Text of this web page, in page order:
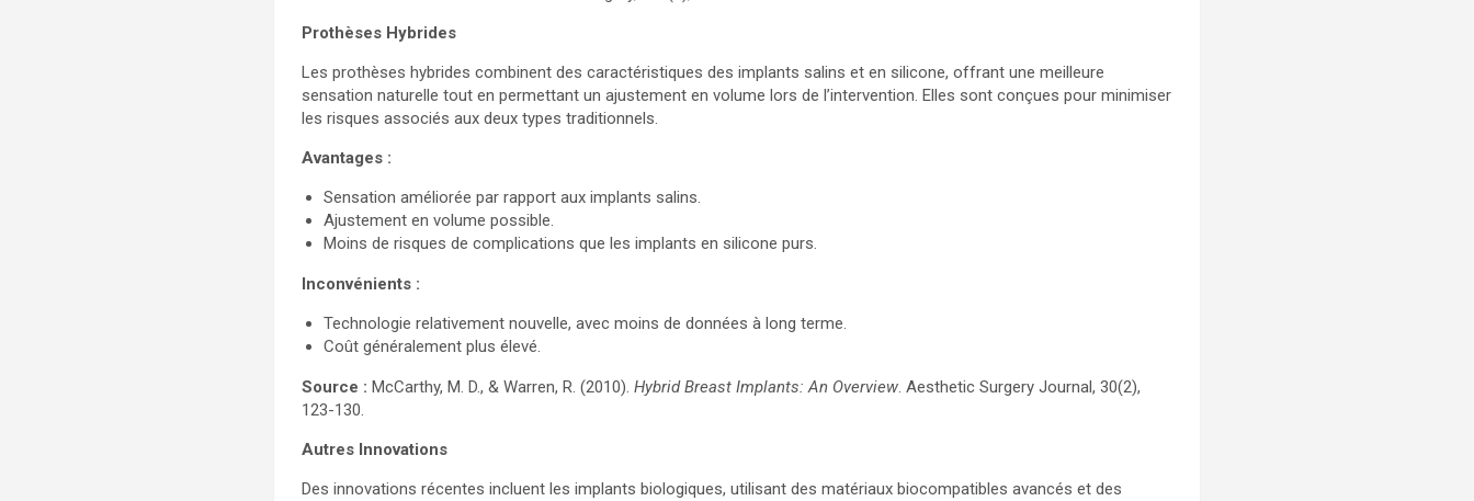
Prothèses Hybrides
Les prothèses hybrides combinent des caractéristiques des implants salins et en silicone, offrant une meilleure
sensation naturelle tout en permettant un ajustement en volume lors de l’intervention. Elles sont conçues pour minimiser
les risques associés aux deux types traditionnels.
Avantages :
Sensation améliorée par rapport aux implants salins.
Ajustement en volume possible.
Moins de risques de complications que les implants en silicone purs.
Inconvénients :
Technologie relativement nouvelle, avec moins de données à long terme.
Coût généralement plus élevé.
Source : McCarthy, M. D., & Warren, R. (2010).Hybrid Breast Implants: An Overview. Aesthetic Surgery Journal, 30(2),
123-130.
Autres Innovations
Des innovations récentes incluent les implants biologiques, utilisant des matériaux biocompatibles avancés et des